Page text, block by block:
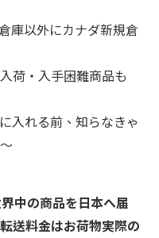
庫以外にカナダ新規倉
荷・入手困難商品も
入れる前、知らなきゃ
中の商品を日本へ届
送料金はお荷物実際の